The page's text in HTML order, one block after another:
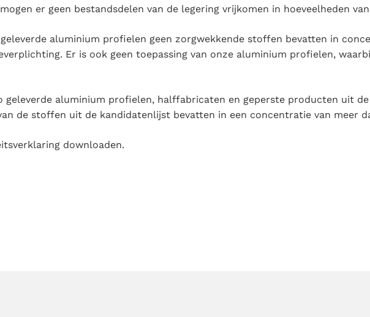
er geen bestandsdelen van de legering vrijkomen in hoeveelheden
aluminium profielen geen zorgwekkende stoffen bevatten in
Er is ook geen toepassing van onze aluminium profielen,
aluminium profielen, halffabricaten en geperste producten uit de
de stoffen uit de kandidatenlijst bevatten in een concentratie van meer
downloaden.